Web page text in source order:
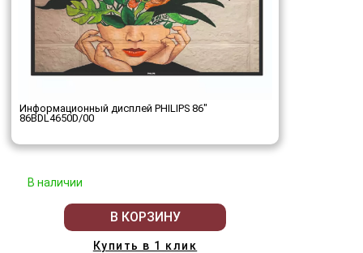
Информационный дисплей PHILIPS 86"
86BDL4650D/00
В наличии
В КОРЗИНУ
Купить в 1 клик